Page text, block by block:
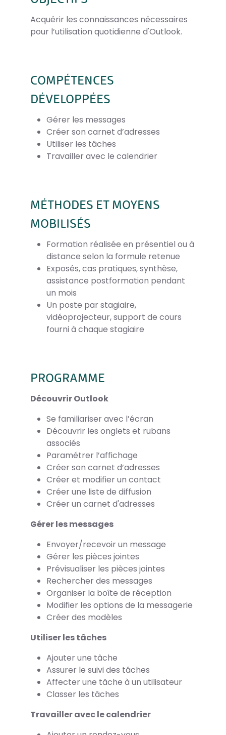
Acquérir les connaissances nécessaires
pour l’utilisation quotidienne d'Outlook.
COMPÉTENCES
DÉVELOPPÉES
Gérer les messages
Créer son carnet d’adresses
Utiliser les tâches
Travailler avec le calendrier
MÉTHODES ET MOYENS
MOBILISÉS
Formation réalisée en présentiel ou à
distance selon la formule retenue
Exposés, cas pratiques, synthèse,
assistance postformation pendant
un mois
Un poste par stagiaire,
vidéoprojecteur, support de cours
fourni à chaque stagiaire
PROGRAMME
Découvrir Outlook
Se familiariser avec l’écran
Découvrir les onglets et rubans
associés
Paramétrer l’affichage
Créer son carnet d’adresses
Créer et modifier un contact
Créer une liste de diffusion
Créer un carnet d'adresses
Gérer les messages
Envoyer/recevoir un message
Gérer les pièces jointes
Prévisualiser les pièces jointes
Rechercher des messages
Organiser la boîte de réception
Modifier les options de la messagerie
Créer des modèles
Utiliser les tâches
Ajouter une tâche
Assurer le suivi des tâches
Affecter une tâche à un utilisateur
Classer les tâches
Travailler avec le calendrier